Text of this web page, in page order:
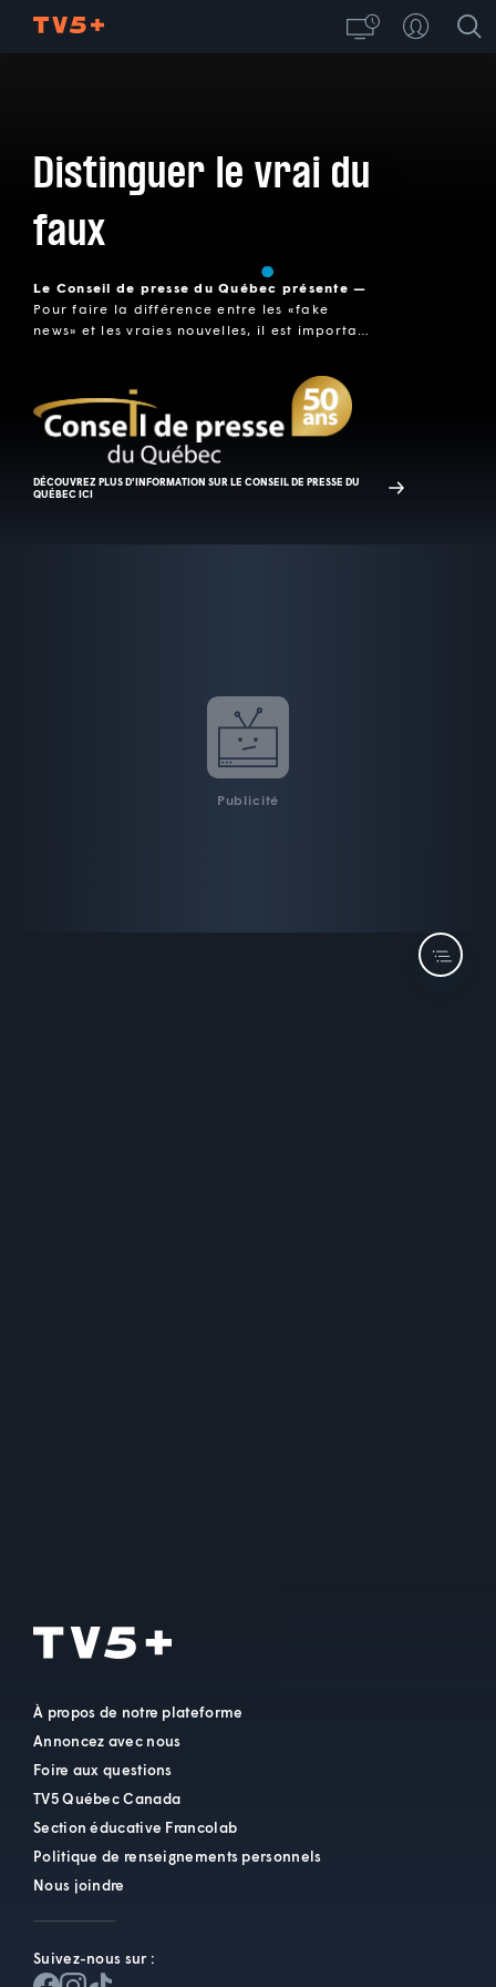
Distinguer le vrai du
faux
Le Conseil de presse du Québec présente —
Pour faire la différence entre les «fake
news» et les vraies nouvelles, il est important
d'actualité où le journalisme et la rigueur
sont à l'honneur.
DÉCOUVREZ PLUS D'INFORMATION SUR LE CONSEIL DE PRESSE DU
QUÉBEC ICI
Publicité
À propos de notre plateforme
Annoncez avec nous
Foire aux questions
TV5 Québec Canada
Section éducative Francolab
Politique de renseignements personnels
Nous joindre
Suivez-nous sur :